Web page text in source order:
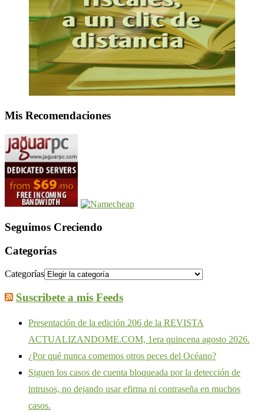
Mis Recomendaciones
Seguimos Creciendo
Categorías
Categorías
Suscribete a mis Feeds
Presentación de la edición 206 de la REVISTA
ACTUALIZANDOME.COM, 1era quincena agosto 2026.
¿Por qué nunca comemos otros peces del Océano?
Siguen los casos de cuenta bloqueada por la detección de
intrusos, no dejando usar efirma ni contraseña en muchos
casos.